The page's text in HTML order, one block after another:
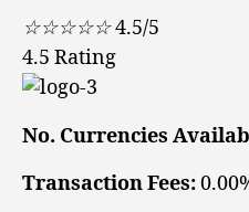
☆☆☆☆☆4.5/5
4.5 Rating
No. Currencies
Transaction Fees: